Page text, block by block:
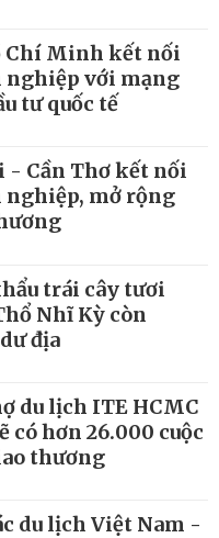
Chí Minh kết nối
nghiệp với mạng
tư quốc tế
- Cần Thơ kết nối
nghiệp, mở rộng
trái cây tươi
Nhĩ Kỳ còn
địa
du lịch ITE HCMC
có hơn 26.000 cuộc
thương
du lịch Việt Nam -